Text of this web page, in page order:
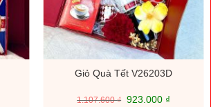
Giỏ Quà Tết V26203D
1.107.600₫ Giá
923.000 ₫Giá